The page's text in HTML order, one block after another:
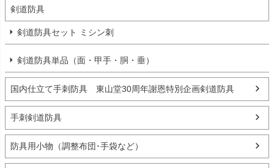
剣道防具
剣道防具セット ミシン刺
剣道防具単品（面・甲手・胴・垂）
国内仕立て手刺防具 東山堂30周年謝恩特別企画剣道防具
手刺剣道防具
防具用小物（調整布団･手袋など）